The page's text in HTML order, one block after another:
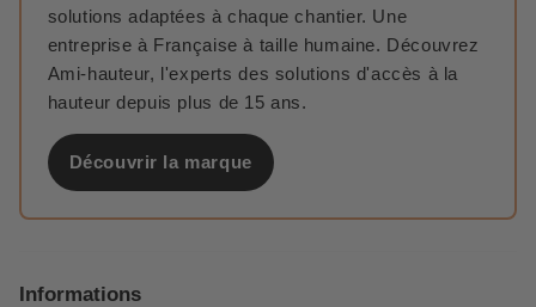
solutions adaptées à chaque chantier. Une
entreprise à Française à taille humaine. Découvrez
Ami-hauteur, l'experts des solutions d'accès à la
hauteur depuis plus de 15 ans.
Découvrir la marque
Informations